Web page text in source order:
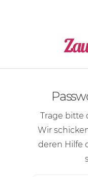
Trage bitte
Wir
deren Hilfe